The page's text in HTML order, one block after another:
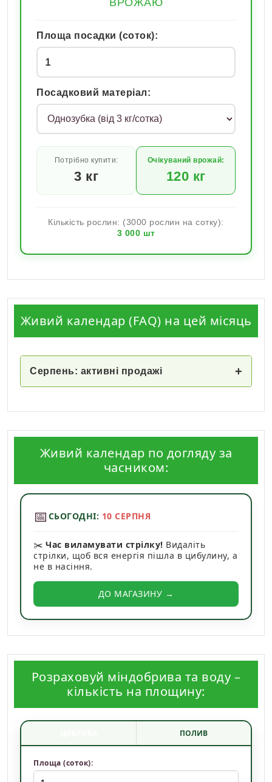
ВРОЖАЮ
Площа посадки (соток):
Посадковий матеріал:
Потрібно купити:
3 кг
Очікуваний врожай:
120 кг
Кількість рослин: (3000 рослин на сотку):
3 000 шт
Живий календар (FAQ) на цей місяць
Серпень: активні продажі +
Живий календар по догляду за
часником:
📅 СЬОГОДНІ: 10 СЕРПНЯ
✂️ Час виламувати стрілку! Видаліть
стрілки, щоб вся енергія пішла в цибулину, а
не в насіння.
ДО МАГАЗИНУ →
Розраховуй міндобрива та воду –
кількість на площину:
ПОЛИВ
Площа (соток):